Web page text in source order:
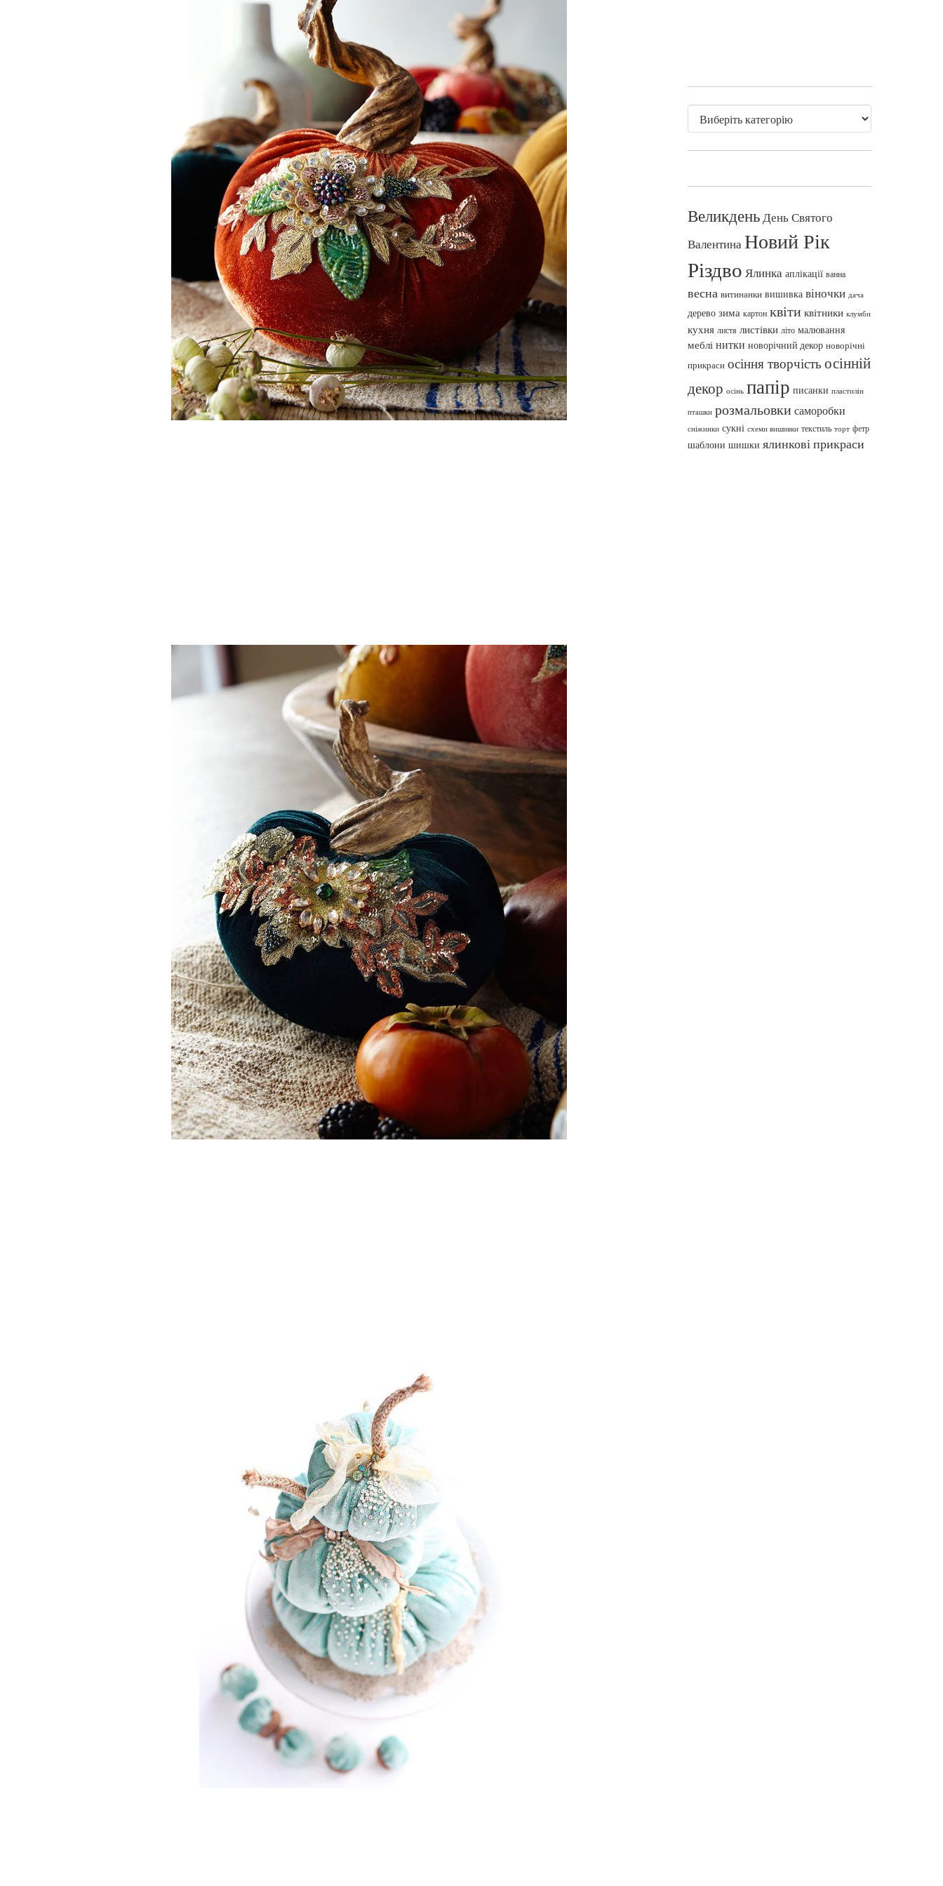
ВеликденьДень Святого
ВалентинаНовий Рік
Різдво Ялинка аплікації ванна
весна витинанки вишивка віночки дача
дерево зима картон квіти квітники клумби
кухня листя листівки літо малювання
меблі нитки новорічний декор новорічні
прикраси осіння творчість осінній
декор осінь папір писанки пластилін
пташки розмальовки саморобки
сніжинки сукні схеми вишивки текстиль торт фетр
шаблони шишки ялинкові прикраси